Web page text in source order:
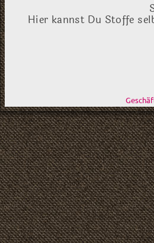
Hier kannst Du Stoffe